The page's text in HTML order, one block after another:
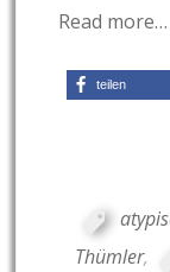
Read
teilen
Thümler,